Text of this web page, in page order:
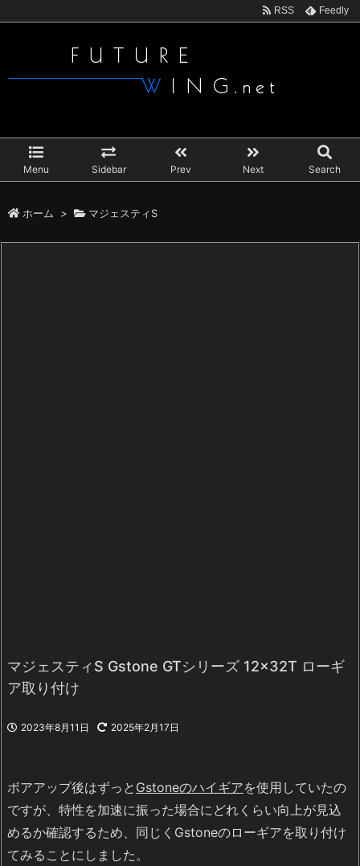
Menu Sidebar Prev Next Search
RSS Feedly
ホーム > マジェスティS
マジェスティS Gstone GTシリーズ 12×32T ローギ
ア取り付け
2023年8月11日 2025年2月17日
ボアアップ後はずっと Gstoneのハイギアを使用していたの
ですが、特性を加速に振った場合にどれくらい向上が見込
めるか確認するため、同じくGstoneのローギアを取り付け
てみることにしました。